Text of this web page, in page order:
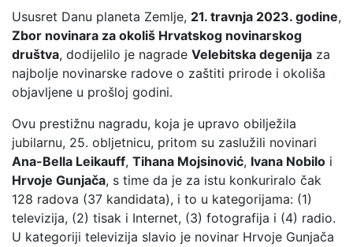
Ususret Danu planeta Zemlje, 21. travnja 2023. godine,
Zbor novinara za okoliš Hrvatskog novinarskog
društva, dodijelilo je nagrade Velebitska degenija za
najbolje novinarske radove o zaštiti prirode i okoliša
objavljene u prošloj godini.
Ovu prestižnu nagradu, koja je upravo obilježila
jubilarnu, 25. obljetnicu, pritom su zaslužili novinari
Ana-Bella Leikauff, Tihana Mojsinović, Ivana Nobilo i
Hrvoje Gunjača, s time da je za istu konkuriralo čak
128 radova (37 kandidata), i to u kategorijama: (1)
televizija, (2) tisak i Internet, (3) fotografija i (4) radio.
U kategoriji televizija slavio je novinar Hrvoje Gunjača